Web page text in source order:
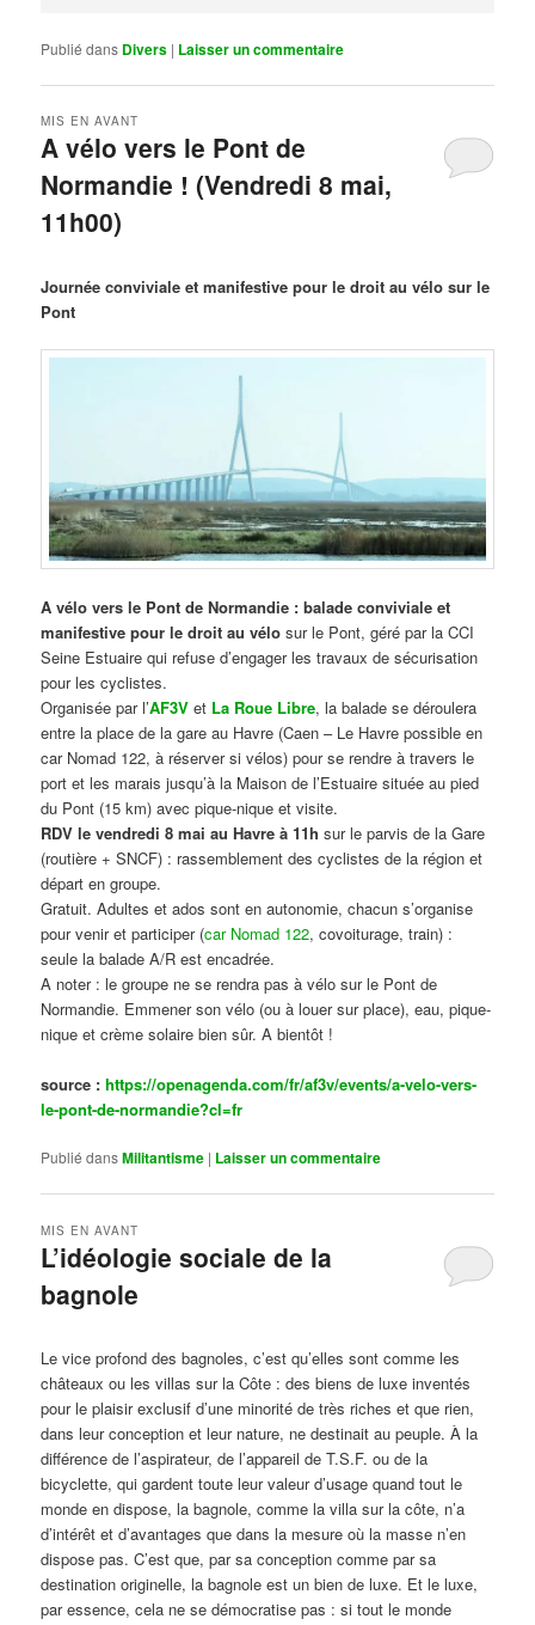
Publié dans Divers | Laisser un commentaire
A vélo vers le Pont de
Normandie ! (Vendredi 8 mai,
11h00)
MIS EN AVANT
Journée conviviale et manifestive pour le droit au vélo sur le
Pont
A vélo vers le Pont de Normandie : balade conviviale et
manifestive pour le droit au vélo sur le Pont, géré par la CCI
Seine Estuaire qui refuse d’engager les travaux de sécurisation
pour les cyclistes.
Organisée par l’AF3V et La Roue Libre, la balade se déroulera
entre la place de la gare au Havre (Caen – Le Havre possible en
car Nomad 122, à réserver si vélos) pour se rendre à travers le
port et les marais jusqu’à la Maison de l’Estuaire située au pied
du Pont (15 km) avec pique-nique et visite.
RDV le vendredi 8 mai au Havre à 11h sur le parvis de la Gare
(routière + SNCF) : rassemblement des cyclistes de la région et
départ en groupe.
Gratuit. Adultes et ados sont en autonomie, chacun s’organise
pour venir et participer (car Nomad 122, covoiturage, train) :
seule la balade A/R est encadrée.
A noter : le groupe ne se rendra pas à vélo sur le Pont de
Normandie. Emmener son vélo (ou à louer sur place), eau, pique-
nique et crème solaire bien sûr. A bientôt !
source :https://openagenda.com/fr/af3v/events/a-velo-vers-
le-pont-de-normandie?cl=fr
Publié dansMilitantisme | Laisser un commentaire
L’idéologie sociale de la
bagnole
MIS EN AVANT
Le vice profond des bagnoles, c’est qu’elles sont comme les
châteaux ou les villas sur la Côte : des biens de luxe inventés
pour le plaisir exclusif d’une minorité de très riches et que rien,
dans leur conception et leur nature, ne destinait au peuple. À la
différence de l’aspirateur, de l’appareil de T.S.F. ou de la
bicyclette, qui gardent toute leur valeur d’usage quand tout le
monde en dispose, la bagnole, comme la villa sur la côte, n’a
d’intérêt et d’avantages que dans la mesure où la masse n’en
dispose pas. C’est que, par sa conception comme par sa
destination originelle, la bagnole est un bien de luxe. Et le luxe,
par essence, cela ne se démocratise pas : si tout le monde